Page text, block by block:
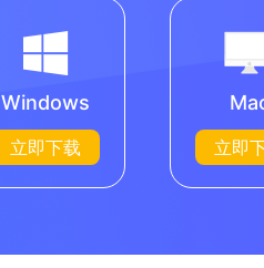
Windows
立即下载 立即